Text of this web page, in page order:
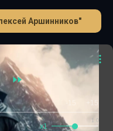
Аршинников"
1.0
x1